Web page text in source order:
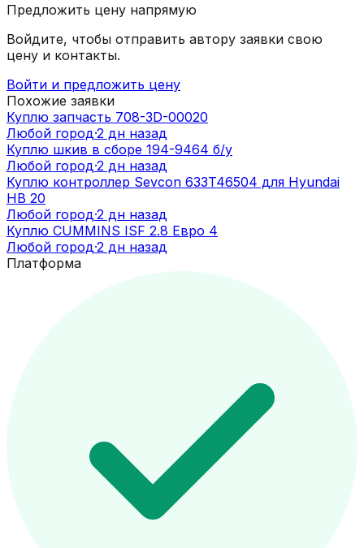
Предложить цену напрямую
Войдите, чтобы отправить автору заявки свою
цену и контакты.
Войти и предложить цену
Похожие заявки
Куплю запчасть 708-3D-00020
Любой город·2 дн назад
Куплю шкив в сборе 194-9464 б/у
Любой город·2 дн назад
Куплю контроллер Sevcon 633T46504 для Hyundai
HB 20
Любой город·2 дн назад
Куплю CUMMINS ISF 2.8 Евро 4
Любой город·2 дн назад
Платформа